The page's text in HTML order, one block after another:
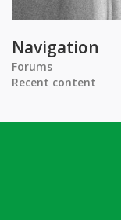
Navigation
Forums
Recent content